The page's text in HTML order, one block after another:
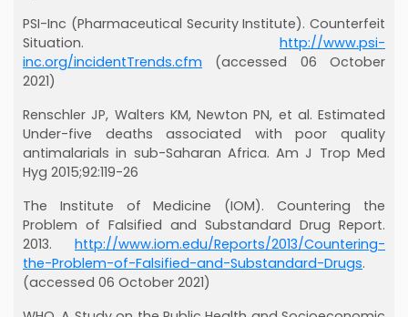
PSI-Inc (Pharmaceutical Security Institute). Counterfeit
Situation. http://www.psi-
inc.org/incidentTrends.cfm (accessed 06 October
2021)
Renschler JP, Walters KM, Newton PN, et al. Estimated
Under-five deaths associated with poor quality
antimalarials in sub-Saharan Africa. Am J Trop Med
Hyg 2015;92:119-26
The Institute of Medicine (IOM). Countering the
Problem of Falsified and Substandard Drug Report.
2013. http://www.iom.edu/Reports/2013/Countering-
the-Problem-of-Falsified-and-Substandard-Drugs.
(accessed 06 October 2021)